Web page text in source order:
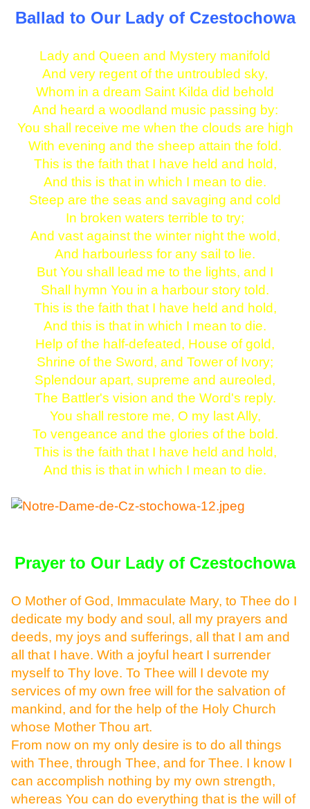
Ballad to Our Lady of Czestochowa
Lady and Queen and Mystery manifold
And very regent of the untroubled sky,
Whom in a dream Saint Kilda did behold
And heard a woodland music passing by:
You shall receive me when the clouds are high
With evening and the sheep attain the fold.
This is the faith that I have held and hold,
And this is that in which I mean to die.
Steep are the seas and savaging and cold
In broken waters terrible to try;
And vast against the winter night the wold,
And harbourless for any sail to lie.
But You shall lead me to the lights, and I
Shall hymn You in a harbour story told.
This is the faith that I have held and hold,
And this is that in which I mean to die.
Help of the half-defeated, House of gold,
Shrine of the Sword, and Tower of Ivory;
Splendour apart, supreme and aureoled,
The Battler's vision and the Word's reply.
You shall restore me, O my last Ally,
To vengeance and the glories of the bold.
This is the faith that I have held and hold,
And this is that in which I mean to die.
Prayer to Our Lady of Czestochowa
O Mother of God, Immaculate Mary, to Thee do I
dedicate my body and soul, all my prayers and
deeds, my joys and sufferings, all that I am and
all that I have. With a joyful heart I surrender
myself to Thy love. To Thee will I devote my
services of my own free will for the salvation of
mankind, and for the help of the Holy Church
whose Mother Thou art.
From now on my only desire is to do all things
with Thee, through Thee, and for Thee. I know I
can accomplish nothing by my own strength,
whereas You can do everything that is the will of